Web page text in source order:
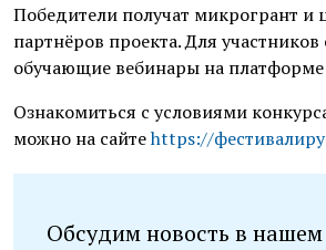
Победители получат микрогрант и
партнёров проекта. Для
обучающие вебинары на
Ознакомиться с условиями
можно на сайтеhttps://
Обсудим новость в